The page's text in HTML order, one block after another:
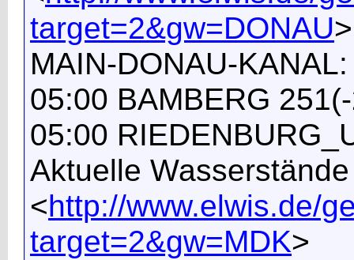
target=2&gw=DONAU>
MAIN-DONAU-KANAL:
05:00 BAMBERG
05:00
Aktuelle
<http://www.elwis.de/
target=2&gw=MDK>